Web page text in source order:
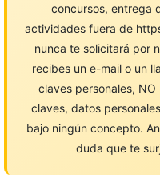
concursos, entrega
actividades fuera de
nunca te solicitará por
recibes un e-mail o un
claves personales,
claves, datos
bajo ningún concepto.
duda que te